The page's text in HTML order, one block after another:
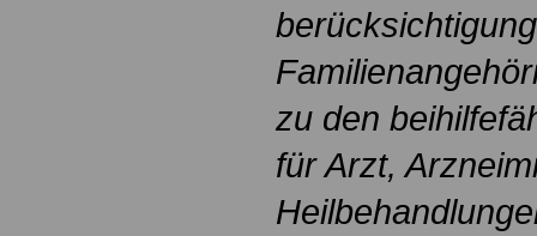
zu den
für Arzt,